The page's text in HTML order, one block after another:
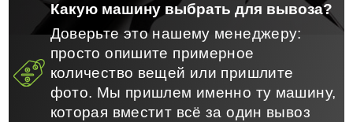
Какую машину выбрать для вывоза?
Доверьте это нашему менеджеру:
просто опишите примерное
количество вещей или пришлите
фото. Мы пришлем именно ту машину,
которая вместит всё за один вывоз